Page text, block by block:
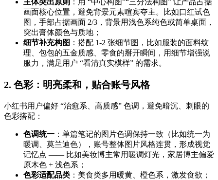
画面核心位置，避免背景元素喧宾夺主。比如口红试色
图，手部占据画面 2/3，背景用浅色系纯色或简单桌面，
突出膏体颜色与质地；
细节补充构图 ：搭配 1-2 张细节图，比如服装的面料纹
理、包包的五金质感、零食的掰开瞬间，用细节增强说
服力，满足用户 “看清真实模样” 的需求。
2. 色彩：明亮柔和，贴合账号风格
小红书用户偏好 “治愈系、高质感” 色调，避免暗沉、刺眼的
色彩搭配：
色调统一 ：单篇笔记的图片色调保持一致（比如统一为
暖调、莫兰迪色），账号整体图片风格连贯，形成视觉
记忆点 —— 比如美妆博主常用暖调灯光，家居博主偏爱
原木色 + 浅色系；
色彩适配品类 ：美食类多用暖黄、橙色系，激发食欲；